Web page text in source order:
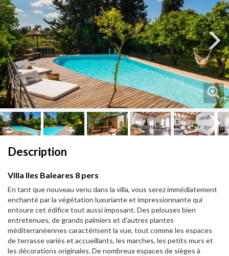
Next
Description
Villa Iles Baleares 8 pers
En tant que nouveau venu dans la villa, vous serez immédiatement
enchanté par la végétation luxuriante et impressionnante qui
entoure cet édifice tout aussi imposant. Des pelouses bien
entretenues, de grands palmiers et d’autres plantes
méditerranéennes caractérisent la vue, tout comme les espaces
de terrasse variés et accueillants, les marches, les petits murs et
les décorations originales. De nombreux espaces de sièges à